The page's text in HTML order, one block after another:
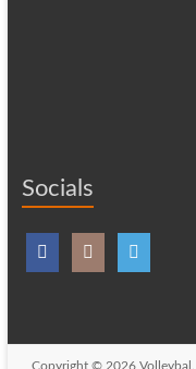
Socials
Copyright © 2026 Volleybal